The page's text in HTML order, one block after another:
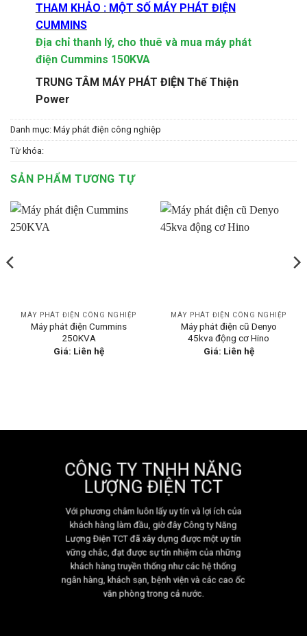
THAM KHẢO : MỘT SỐ MÁY PHÁT ĐIỆN
CUMMINS
Địa chỉ thanh lý, cho thuê và mua máy phát
điện Cummins 150KVA
TRUNG TÂM MÁY PHÁT ĐIỆN Thế Thiện
Power
Danh mục: Máy phát điện công nghiệp
Từ khóa:
SẢN PHẨM TƯƠNG TỰ
MÁY PHÁT ĐIỆN CÔNG NGHIỆP
Máy phát điện Cummins
250KVA
Giá: Liên hệ
MÁY PHÁT ĐIỆN CÔNG NGHIỆP
Máy phát điện cũ Denyo
45kva động cơ Hino
Giá: Liên hệ
CÔNG TY TNHH NĂNG
LƯỢNG ĐIỆN TCT
Với phương châm luôn lấy uy tín và lợi ích của
khách hàng làm đầu, giờ đây Công ty Năng
Lượng Điện TCT đã xây dựng được một uy tín
vững chắc, đạt được sự tín nhiệm của những
khách hàng truyền thống như các hệ thống
ngân hàng, khách sạn, bệnh viện và các cao ốc
văn phòng trong cả nước.